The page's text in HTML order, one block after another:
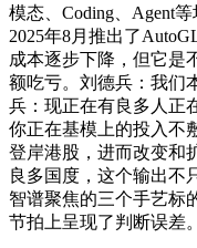
模态、Coding、Agent
2025年8月推出了
成本逐步下降，但它是
额吃亏。刘德兵：我们
兵：现正在有良多人正
你正在基模上的投入不
登岸港股，进而改变和
良多国度，这个输出不
智谱聚焦的三个手艺标
节拍上呈现了判断误差。